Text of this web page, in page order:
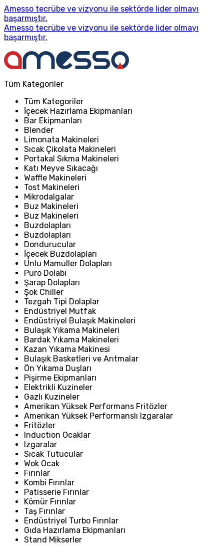
Amesso tecrübe ve vizyonu ile sektörde lider olmayı
başarmıştır.
Amesso tecrübe ve vizyonu ile sektörde lider olmayı
başarmıştır.
Tüm Kategoriler
Tüm Kategoriler
İçecek Hazırlama Ekipmanları
Bar Ekipmanları
Blender
Limonata Makineleri
Sıcak Çikolata Makineleri
Portakal Sıkma Makineleri
Katı Meyve Sıkacağı
Waffle Makineleri
Tost Makineleri
Mikrodalgalar
Buz Makineleri
Buz Makineleri
Buzdolapları
Buzdolapları
Dondurucular
İçecek Buzdolapları
Unlu Mamuller Dolapları
Puro Dolabı
Şarap Dolapları
Şok Chiller
Tezgah Tipi Dolaplar
Endüstriyel Mutfak
Endüstriyel Bulaşık Makineleri
Bulaşık Yıkama Makineleri
Bardak Yıkama Makineleri
Kazan Yıkama Makinesi
Bulaşık Basketleri ve Arıtmalar
Ön Yıkama Duşları
Pişirme Ekipmanları
Elektrikli Kuzineler
Gazlı Kuzineler
Amerikan Yüksek Performans Fritözler
Amerikan Yüksek Performanslı Izgaralar
Fritözler
Induction Ocaklar
Izgaralar
Sıcak Tutucular
Wok Ocak
Fırınlar
Kombi Fırınlar
Patisserie Fırınlar
Kömür Fırınlar
Taş Fırınlar
Endüstriyel Turbo Fırınlar
Gıda Hazırlama Ekipmanları
Stand Mikserler